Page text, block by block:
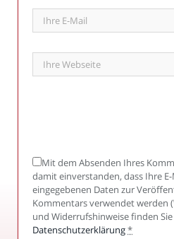
Mit dem Absenden Ihres
damit einverstanden, dass Ihre
eingegebenen Daten zur
Kommentars verwendet werden
und Widerrufshinweise finden
Datenschutzerklärung*